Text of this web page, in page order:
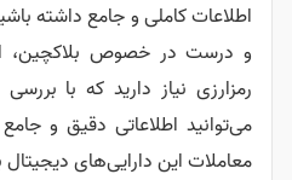
اطلاعات کاملی و جامع داشته
و درست در خصوص بلاکچین،
رمزارزی نیاز دارید که با بررسی
می‌توانید اطلاعاتی دقیق و
معاملات این دارایی‌های